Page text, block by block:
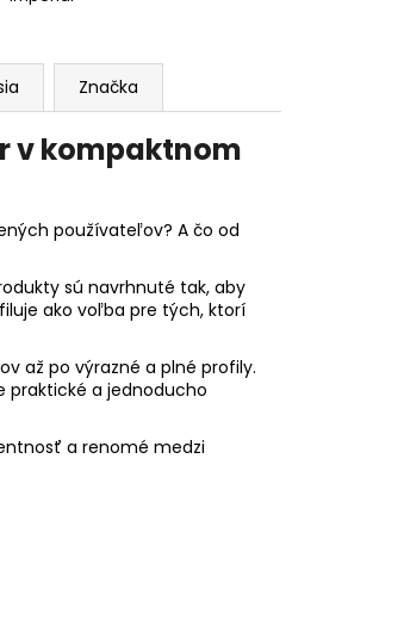
Značka
v kompaktnom
používateľov? A čo od
sú navrhnuté tak, aby
ako voľba pre tých, ktorí
až po výrazné a plné profily.
praktické a jednoducho
a renomé medzi